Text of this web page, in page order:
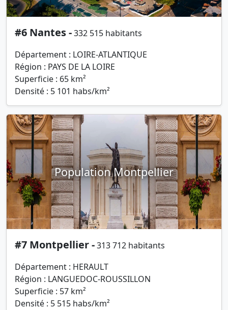
#6 Nantes -332 515 habitants
Département : LOIRE-ATLANTIQUE
Région : PAYS DE LA LOIRE
Superficie : 65 km²
Densité : 5 101 habs/km²
Population Montpellier
#7 Montpellier -313 712 habitants
Département : HERAULT
Région : LANGUEDOC-ROUSSILLON
Superficie : 57 km²
Densité : 5 515 habs/km²